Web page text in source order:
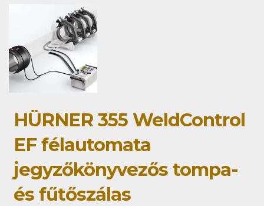
HÜRNER 355 WeldControl
EF félautomata
jegyzőkönyvezős tompa-
és fűtőszálas